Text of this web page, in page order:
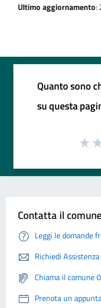
Ultimo aggiornamento:
Quanto sono
su questa
Contatta il comune
Leggi le domande
Richiedi Assistenza
Chiama il comune
Prenota un